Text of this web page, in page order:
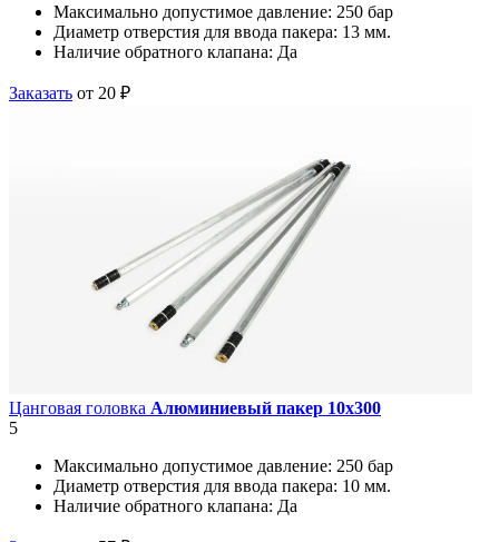
Максимально допустимое давление: 250 бар
Диаметр отверстия для ввода пакера: 13 мм.
Наличие обратного клапана: Да
Заказать от 20 ₽
Цанговая головка Алюминиевый пакер 10х300
5
Максимально допустимое давление: 250 бар
Диаметр отверстия для ввода пакера: 10 мм.
Наличие обратного клапана: Да